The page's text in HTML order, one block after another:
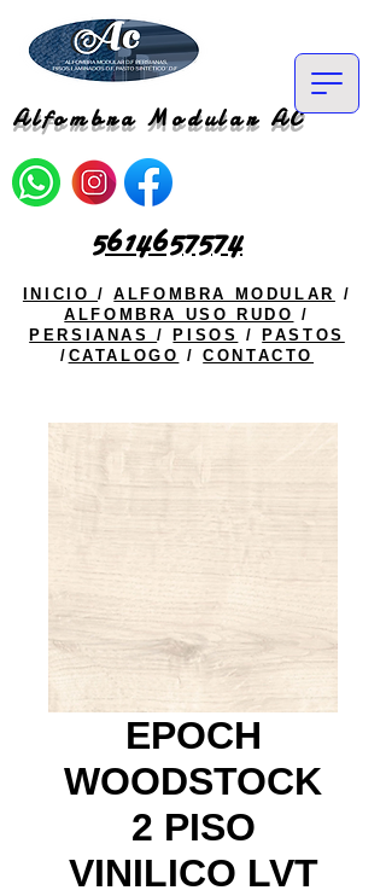
Alfombra Modular AC
5614657574
INICIO/ALFOMBRA MODULAR
/
ALFOMBRA USO RUDO /
PERSIANAS/ PISOS /
PASTOS
/ CATALOGO /CONTACTO
EPOCH
WOODSTOCK
2 PISO
VINILICO LVT